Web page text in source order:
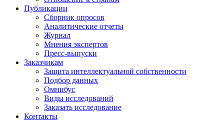
Публикации
Сборник опросов
Аналитические отчеты
Журнал
Мнения экспертов
Пресс-выпуски
Заказчикам
Защита интеллектуальной собственности
Подбор данных
Омнибус
Виды исследований
Заказать исследование
Контакты